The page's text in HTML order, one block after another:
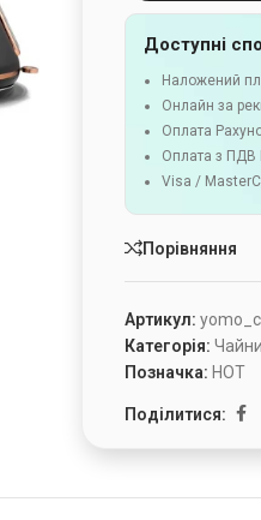
Доступні
Наложений
Онлайн за
Оплата
Оплата з ПДВ
Visa /
Порівняння
Артикул:
Категорія:
Позначка: HOT
Поділитися: